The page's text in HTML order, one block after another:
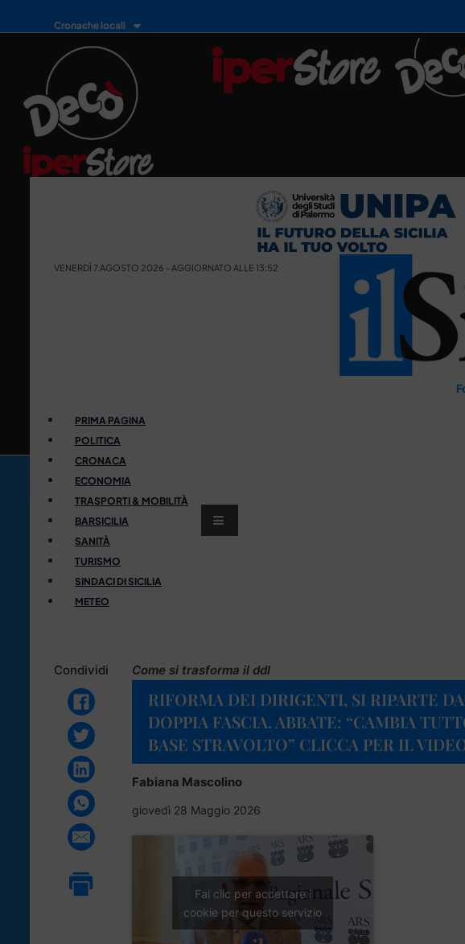
Cronache locali
VENERDÌ 7 AGOSTO 2026 - AGGIORNATO ALLE 13:52
PRIMA PAGINA
POLITICA
CRONACA
ECONOMIA
TRASPORTI & MOBILITÀ
BARSICILIA
SANITÀ
TURISMO
SINDACI DI SICILIA
METEO
Condividi Come si trasforma il ddl
RIFORMA DEI DIRIGENTI, SI RIPARTE
DOPPIA FASCIA. ABBATE: “CAMBIA
BASE STRAVOLTO” CLICCA PER IL
Fabiana Mascolino
giovedì 28 Maggio 2026
Fai clic per accettare i
cookie per questo servizio